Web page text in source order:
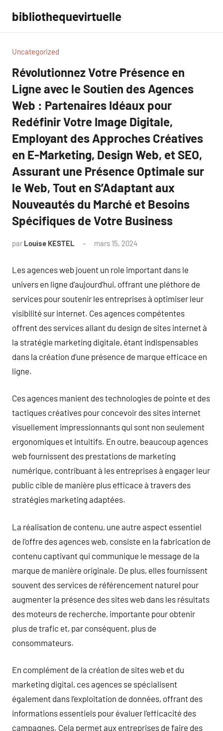
contenu
bibliothequevirtuelle
Uncategorized
Révolutionnez Votre Présence en
Ligne avec le Soutien des Agences
Web : Partenaires Idéaux pour
Redéfinir Votre Image Digitale,
Employant des Approches Créatives
en E-Marketing, Design Web, et SEO,
Assurant une Présence Optimale sur
le Web, Tout en S’Adaptant aux
Nouveautés du Marché et Besoins
Spécifiques de Votre Business
par Louise KESTEL mars 15, 2024
Les agences web jouent un role important dans le
univers en ligne d’aujourd’hui, offrant une pléthore de
services pour soutenir les entreprises à optimiser leur
visibilité sur internet. Ces agences compétentes
offrent des services allant du design de sites internet à
la stratégie marketing digitale, étant indispensables
dans la création d’une présence de marque efficace en
ligne.
Ces agences manient des technologies de pointe et des
tactiques créatives pour concevoir des sites internet
visuellement impressionnants qui sont non seulement
ergonomiques et intuitifs. En outre, beaucoup agences
web fournissent des prestations de marketing
numérique, contribuant à les entreprises à engager leur
public cible de manière plus efficace à travers des
stratégies marketing adaptées.
La réalisation de contenu, une autre aspect essentiel
de l’offre des agences web, consiste en la fabrication de
contenu captivant qui communique le message de la
marque de manière originale. De plus, elles fournissent
souvent des services de référencement naturel pour
augmenter la présence des sites web dans les résultats
des moteurs de recherche, importante pour obtenir
plus de trafic et, par conséquent, plus de
consommateurs.
En complément de la création de sites web et du
marketing digital, ces agences se spécialisent
également dans l’exploitation de données, offrant des
informations essentiels pour évaluer l’efficacité des
campagnes. Cela permet aux entreprises de faire des